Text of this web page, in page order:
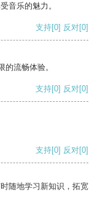
音乐的魅力。
支持[0] 反对[0]
流畅体验。
支持[0] 反对[0]
支持[0] 反对[0]
随地学习新知识，拓宽